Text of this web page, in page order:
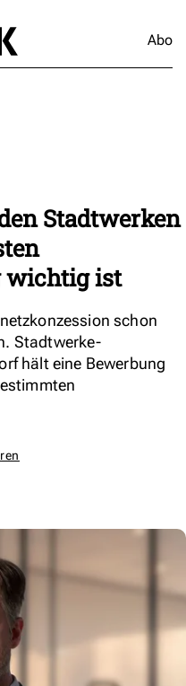
Abo
Stadtwerken
wichtig ist
schon
Stadtwerke-
hält eine Bewerbung